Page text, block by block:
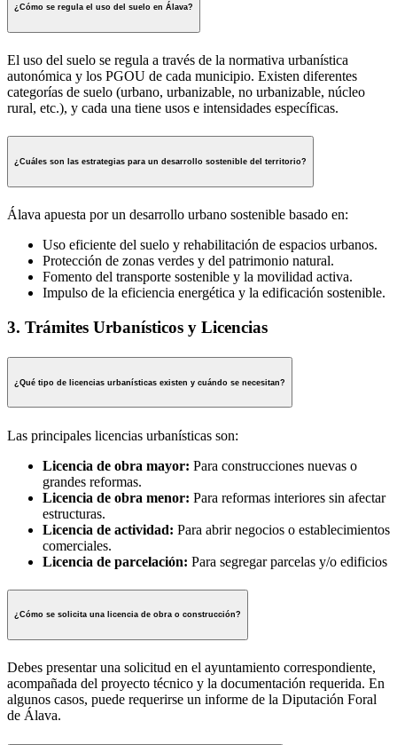
¿Cómo se regula el uso del suelo en Álava?
El uso del suelo se regula a través de la normativa urbanística
autonómica y los PGOU de cada municipio. Existen diferentes
categorías de suelo (urbano, urbanizable, no urbanizable, núcleo
rural, etc.), y cada una tiene usos e intensidades específicas.
¿Cuáles son las estrategias para un desarrollo sostenible del territorio?
Álava apuesta por un desarrollo urbano sostenible basado en:
Uso eficiente del suelo y rehabilitación de espacios urbanos.
Protección de zonas verdes y del patrimonio natural.
Fomento del transporte sostenible y la movilidad activa.
Impulso de la eficiencia energética y la edificación sostenible.
3. Trámites Urbanísticos y Licencias
¿Qué tipo de licencias urbanísticas existen y cuándo se necesitan?
Las principales licencias urbanísticas son:
Licencia de obra mayor: Para construcciones nuevas o
grandes reformas.
Licencia de obra menor: Para reformas interiores sin afectar
estructuras.
Licencia de actividad: Para abrir negocios o establecimientos
comerciales.
Licencia de parcelación: Para segregar parcelas y/o edificios
¿Cómo se solicita una licencia de obra o construcción?
Debes presentar una solicitud en el ayuntamiento correspondiente,
acompañada del proyecto técnico y la documentación requerida. En
algunos casos, puede requerirse un informe de la Diputación Foral
de Álava.